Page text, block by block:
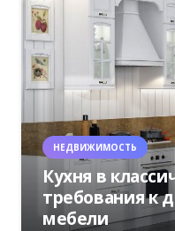
НЕДВИЖИМОСТЬ
Кухня в
требования к
мебели